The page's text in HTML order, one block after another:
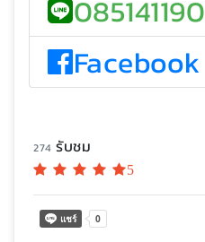
Facebook
274 รับชม
5